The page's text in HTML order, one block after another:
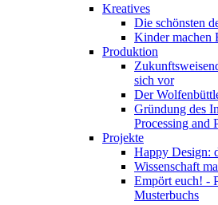
Kreatives
Die schönsten
Kinder machen
Produktion
sich vor
Der
Gründung des
Processing and
Projekte
Happy Design:
Wissenschaft
Empört euch! -
Musterbuchs